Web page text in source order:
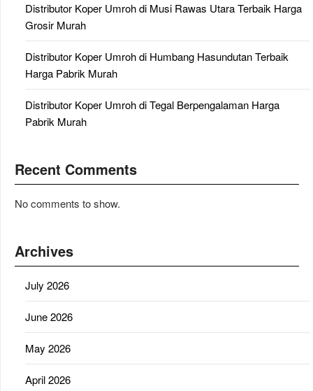
Distributor Koper Umroh di Musi Rawas Utara Terbaik Harga
Grosir Murah
Distributor Koper Umroh di Humbang Hasundutan Terbaik
Harga Pabrik Murah
Distributor Koper Umroh di Tegal Berpengalaman Harga
Pabrik Murah
Recent Comments
No comments to show.
Archives
July 2026
June 2026
May 2026
April 2026